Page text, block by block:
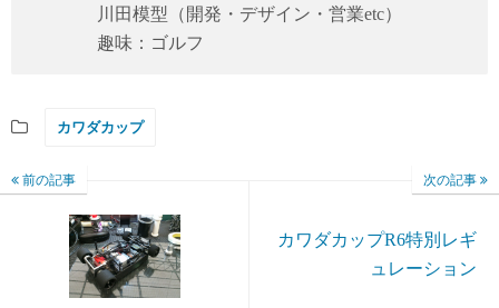
川田模型（開発・デザイン・営業etc）
趣味：ゴルフ
カワダカップ
前の記事 次の記事
カワダカップR6特別レギ
ュレーション